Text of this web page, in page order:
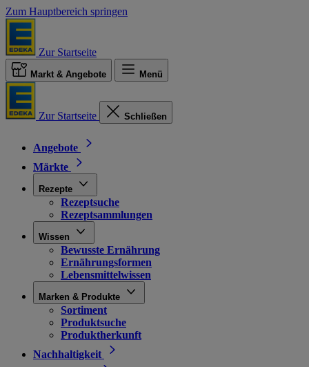
Zum Hauptbereich springen
Zur Startseite
Markt & Angebote Menü
Zur Startseite Schließen
Angebote
Märkte
Rezepte
Rezeptsuche
Rezeptsammlungen
Wissen
Bewusste Ernährung
Ernährungsformen
Lebensmittelwissen
Marken & Produkte
Sortiment
Produktsuche
Produktherkunft
Nachhaltigkeit